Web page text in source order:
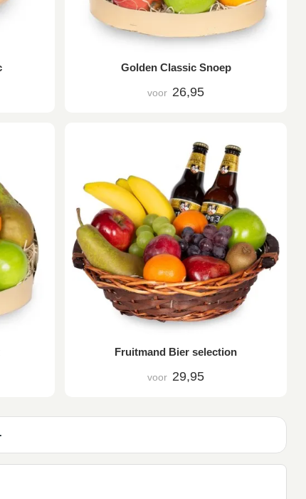
Golden Classic Snoep
voor 26,95
Fruitmand Bier selection
voor 29,95